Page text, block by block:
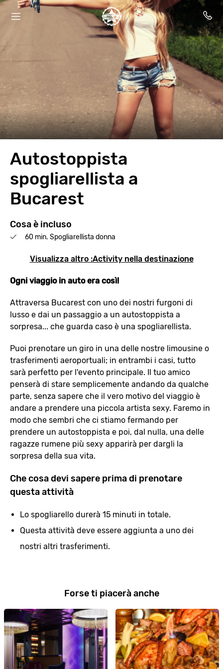
Autostoppista
spogliarellista a
Bucarest
Cosa è incluso
60 min. Spogliarellista donna
Visualizza altro :Activity nella destinazione
Ogni viaggio in auto era così!
Attraversa Bucarest con uno dei nostri furgoni di
lusso e dai un passaggio a un autostoppista a
sorpresa... che guarda caso è una spogliarellista.
Puoi prenotare un giro in una delle nostre limousine o
trasferimenti aeroportuali; in entrambi i casi, tutto
sarà perfetto per l'evento principale. Il tuo amico
penserà di stare semplicemente andando da qualche
parte, senza sapere che il vero motivo del viaggio è
andare a prendere una piccola artista sexy. Faremo in
modo che sembri che ci stiamo fermando per
prendere un autostoppista e poi, dal nulla, una delle
ragazze rumene più sexy apparirà per dargli la
sorpresa della sua vita.
Che cosa devi sapere prima di prenotare
questa attività
Lo spogliarello durerà 15 minuti in totale.
Questa attività deve essere aggiunta a uno dei
nostri altri trasferimenti.
Forse ti piacerà anche